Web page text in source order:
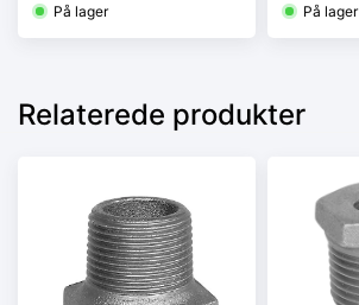
På lager På lager
Relaterede produkter